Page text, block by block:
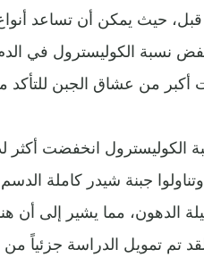
حيث يمكن أن تساعد
خفض نسبة الكوليسترول في
الكوليسترول انخفضت أكثر
جبنة شيدر كاملة
الدهون، مما يشير إلى أن
تم تمويل الدراسة جزئياً من